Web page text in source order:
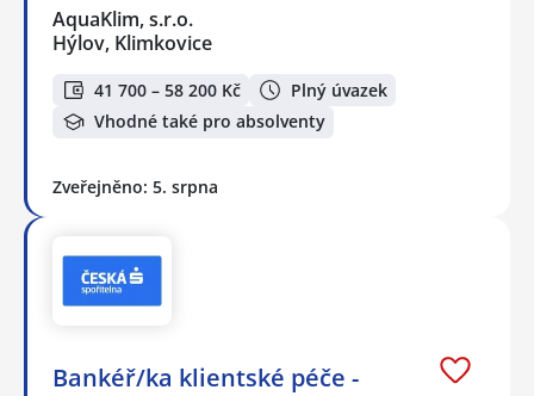
AquaKlim, s.r.o.
Hýlov, Klimkovice
41 700 – 58 200 Kč
Plný úvazek
Vhodné také pro absolventy
Zveřejněno: 5. srpna
Bankéř/ka klientské péče -